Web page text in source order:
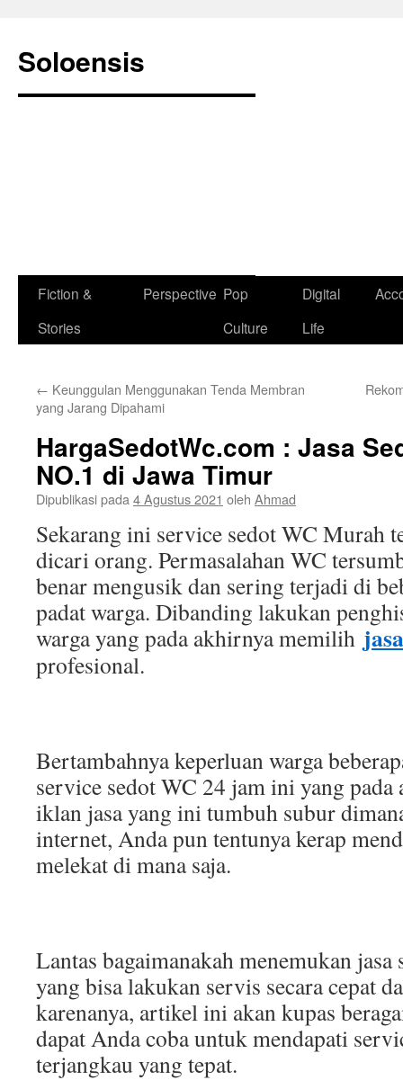
isi
Soloensis
Fiction &
Stories
Perspective Pop
Culture
Digital
Life
← Keunggulan Menggunakan Tenda Membran
yang Jarang Dipahami
HargaSedotWc.com : Jasa
NO.1 di Jawa Timur
Dipublikasi pada 4 Agustus 2021 oleh Ahmad
Sekarang ini service sedot WC Murah
dicari orang. Permasalahan WC
benar mengusik dan sering terjadi di
padat warga. Dibanding lakukan
warga yang pada akhirnya memilih
profesional.
Bertambahnya keperluan warga
service sedot WC 24 jam ini yang
iklan jasa yang ini tumbuh subur
internet, Anda pun tentunya kerap
melekat di mana saja.
Lantas bagaimanakah menemukan
yang bisa lakukan servis secara cepat
karenanya, artikel ini akan kupas
dapat Anda coba untuk mendapati
terjangkau yang tepat.